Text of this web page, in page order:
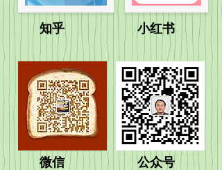
​知乎​ 小红书
微信 公众号